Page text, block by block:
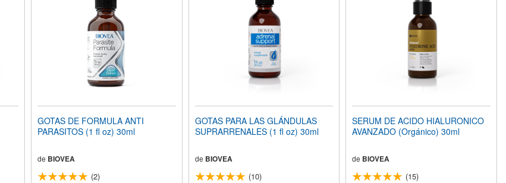
GOTAS DE FORMULA ANTI
PARASITOS (1 fl oz) 30ml
de BIOVEA
(2)
GOTAS PARA LAS GLÁNDULAS
SUPRARRENALES (1 fl oz) 30ml
de BIOVEA
(10)
SERUM DE ACIDO HIALURONICO
AVANZADO (Orgánico) 30ml
de BIOVEA
(15)